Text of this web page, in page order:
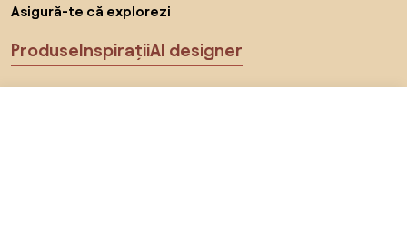
Asigură-te că explorezi
ProduseInspirațiiAI designer